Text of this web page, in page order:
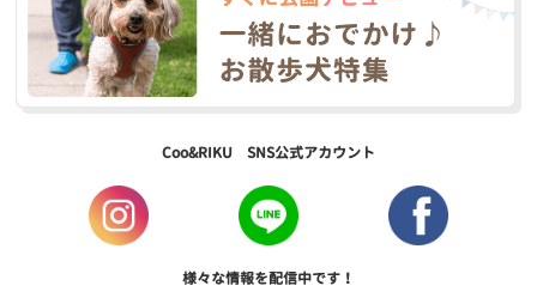
Coo&RIKU SNS公式アカウント
様々な情報を配信中です！